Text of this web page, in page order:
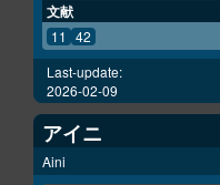
文献
11 42
Last-update:
2026-02-09
アイニ
Aini